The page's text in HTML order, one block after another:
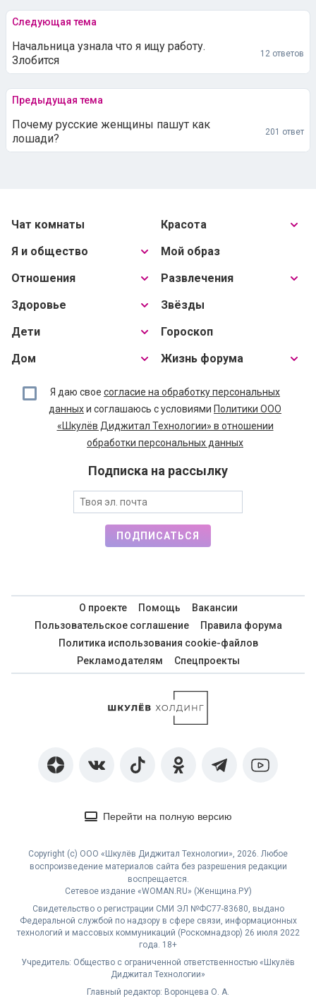
Следующая тема
Начальница узнала что я ищу работу.
Злобится
12 ответов
Предыдущая тема
Почему русские женщины пашут как
лошади?
201 ответ
Чат комнаты
Я и общество
Отношения
Здоровье
Дети
Дом
Красота
Мой образ
Развлечения
Звёзды
Гороскоп
Жизнь форума
Я даю свое согласие на обработку персональных
данныхи соглашаюсь с условиями Политики ООО
«Шкулёв Диджитал Технологии» в отношении
обработки персональных данных
Подписка на рассылку
ПОДПИСАТЬСЯ
О проекте Помощь
Вакансии
Пользовательское соглашение
Правила форума
Политика использования cookie-файлов
Рекламодателям
Спецпроекты
Перейти на полную версию
Copyright (с) ООО «Шкулёв Диджитал Технологии», 2026. Любое
воспроизведение материалов сайта без разрешения редакции
воспрещается.
Сетевое издание «WOMAN.RU» (Женщина.РУ)
Свидетельство о регистрации СМИ ЭЛ №ФС77-83680, выдано
Федеральной службой по надзору в сфере связи, информационных
технологий и массовых коммуникаций (Роскомнадзор) 26 июля 2022
года. 18+
Учредитель: Общество с ограниченной ответственностью «Шкулёв
Диджитал Технологии»
Главный редактор: Воронцева О. А.